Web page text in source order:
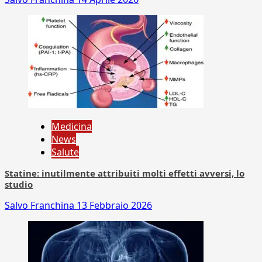
Medicina
News
Salute
Statine: inutilmente attribuiti molti effetti avversi, lo
studio
Salvo Franchina 13 Febbraio 2026